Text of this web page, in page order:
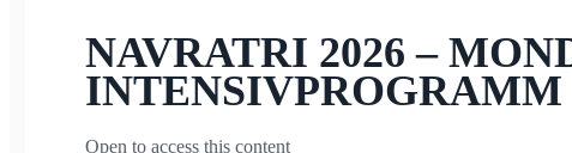
NAVRATRI 2026 –
INTENSIVPROGRAMM
Open to access this content